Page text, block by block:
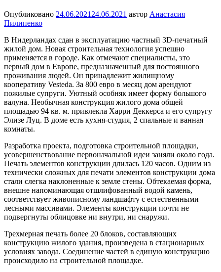
Опубликовано 24.06.2021 24.06.2021 автор Анастасия
Пилипенко
В Нидерландах сдан в эксплуатацию частный 3D-печатный
жилой дом. Новая строительная технология успешно
применяется в городе. Как отмечают специалисты, это
первый дом в Европе, предназначенный для постоянного
проживания людей. Он принадлежит жилищному
кооперативу Vesteda. За 800 евро в месяц дом арендуют
пожилые супруги. Уютный особняк имеет форму большого
валуна. Необычная конструкция жилого дома общей
площадью 94 кв. м. привлекла Харри Деккерса и его супругу
Элизе Луц. В доме есть кухня-студия, 2 спальные и ванная
комнаты.
Разработка проекта, подготовка строительной площадки,
усовершенствование первоначальной идеи заняли около года.
Печать элементов конструкции длилась 120 часов. Одним из
технически сложных для печати элементов конструкции дома
стали слегка наклоненные к земле стены. Обтекаемая форма,
внешне напоминающая отшлифованный водой камень,
соответствует живописному ландшафту с естественными
лесными массивами. Элементы конструкции почти не
подвергнуты облицовке ни внутри, ни снаружи.
Трехмерная печать более 20 блоков, составляющих
конструкцию жилого здания, произведена в стационарных
условиях завода. Соединение частей в единую конструкцию
происходило на строительной площадке.